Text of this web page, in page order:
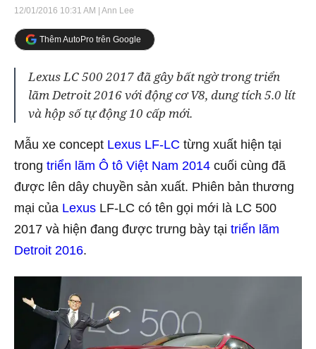
12/01/2016 10:31 AM | Ann Lee
Thêm AutoPro trên Google
Lexus LC 500 2017 đã gây bất ngờ trong triển
lãm Detroit 2016 với động cơ V8, dung tích 5.0 lít
và hộp số tự động 10 cấp mới.
Mẫu xe concept Lexus LF-LC từng xuất hiện tại
trong triển lãm Ô tô Việt Nam 2014 cuối cùng đã
được lên dây chuyền sản xuất. Phiên bản thương
mại của Lexus LF-LC có tên gọi mới là LC 500
2017 và hiện đang được trưng bày tại triển lãm
Detroit 2016.